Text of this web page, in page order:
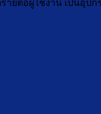
ายต่อผู้ใช้งาน เป็นอุป